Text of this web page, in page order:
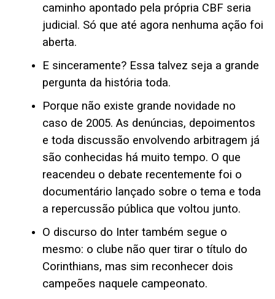
caminho apontado pela própria CBF seria
judicial. Só que até agora nenhuma ação foi
aberta.
E sinceramente? Essa talvez seja a grande
pergunta da história toda.
Porque não existe grande novidade no
caso de 2005. As denúncias, depoimentos
e toda discussão envolvendo arbitragem já
são conhecidas há muito tempo. O que
reacendeu o debate recentemente foi o
documentário lançado sobre o tema e toda
a repercussão pública que voltou junto.
O discurso do Inter também segue o
mesmo: o clube não quer tirar o título do
Corinthians, mas sim reconhecer dois
campeões naquele campeonato.